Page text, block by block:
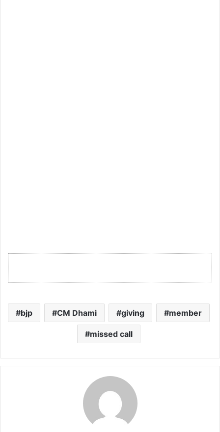
bjp CM Dhami giving member
missed call